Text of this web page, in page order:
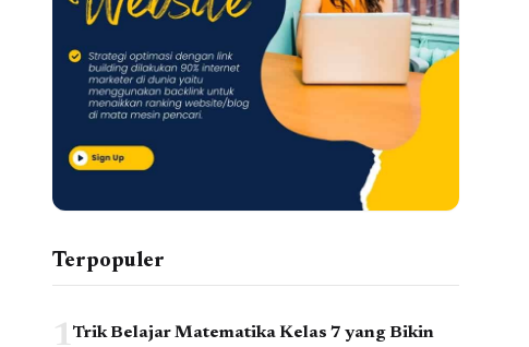
Terpopuler
1Trik Belajar Matematika Kelas 7 yang Bikin